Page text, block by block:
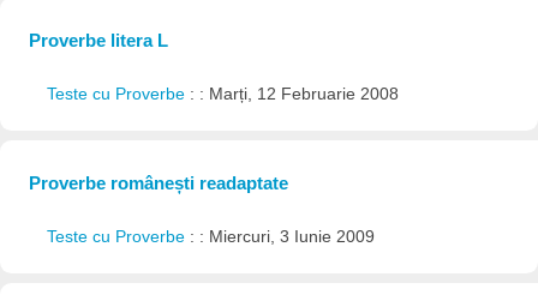
Proverbe litera L
Teste cu Proverbe : : Marți, 12 Februarie 2008
Proverbe românești readaptate
Teste cu Proverbe : : Miercuri, 3 Iunie 2009